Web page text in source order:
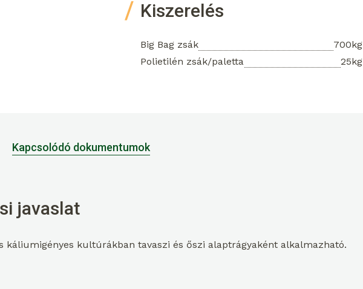
Kiszerelés
Big Bag zsák
700kg
Polietilén zsák/paletta
25kg
Kapcsolódó dokumentumok
javaslat
káliumigényes kultúrákban tavaszi és őszi alaptrágyaként alkalmazható.